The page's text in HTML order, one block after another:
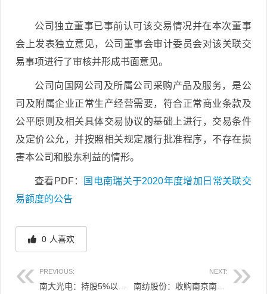
公司独立董事已事前认可该交易情况并在本次董事
会上发表独立意见，公司董事会审计委员会对该关联交
易事项进行了审核并形成书面意见。
公司向国网公司及所属公司采购产品及服务，是公
司及附属企业正常生产经营需要，符合正常商业条款及
公平原则及相关具体交易协议的基础上进行，交易条件
及定价公允，并按照相关规定履行批准程序，不存在损
害本公司和股东利益的情形。
查看PDF：
国电南瑞关于2020年度增加日常关联交
易额度的公告
0 人喜欢
PREVIOUS: NEXT:
南纺股份：收购南京南商商业运营管理有限责任公司51%股权暨关联交易